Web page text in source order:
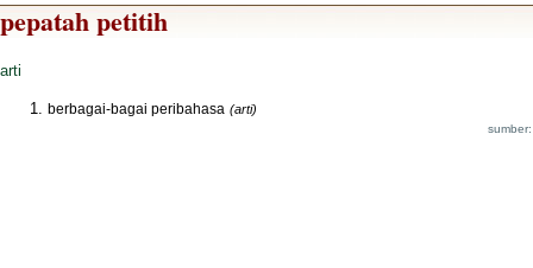
pepatah petitih
arti
berbagai-bagai peribahasa (arti)